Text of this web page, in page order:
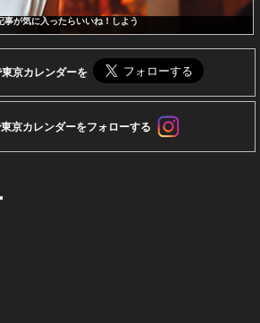
事が気に入ったらいいね！しよう
京カレンダーを
京カレンダーをフォローする